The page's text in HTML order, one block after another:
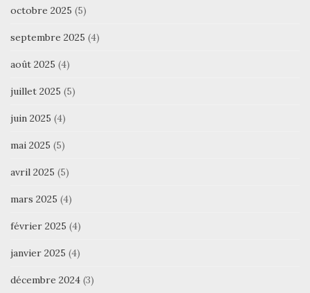
octobre 2025 (5)
septembre 2025 (4)
août 2025 (4)
juillet 2025 (5)
juin 2025 (4)
mai 2025 (5)
avril 2025 (5)
mars 2025 (4)
février 2025 (4)
janvier 2025 (4)
décembre 2024 (3)